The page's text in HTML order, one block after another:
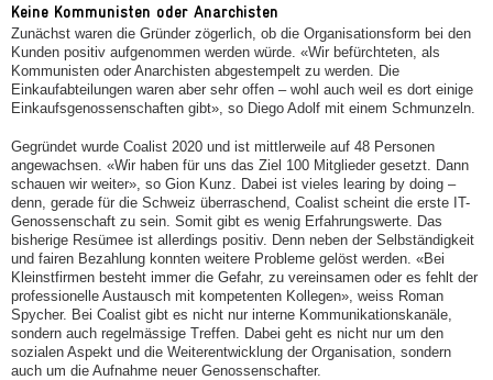
Keine Kommunisten oder Anarchisten
Zunächst waren die Gründer zögerlich, ob die Organisationsform bei den
Kunden positiv aufgenommen werden würde. «Wir befürchteten, als
Kommunisten oder Anarchisten abgestempelt zu werden. Die
Einkaufabteilungen waren aber sehr offen – wohl auch weil es dort einige
Einkaufsgenossenschaften gibt», so Diego Adolf mit einem Schmunzeln.
Gegründet wurde Coalist 2020 und ist mittlerweile auf 48 Personen
angewachsen. «Wir haben für uns das Ziel 100 Mitglieder gesetzt. Dann
schauen wir weiter», so Gion Kunz. Dabei ist vieles learing by doing –
denn, gerade für die Schweiz überraschend, Coalist scheint die erste IT-
Genossenschaft zu sein. Somit gibt es wenig Erfahrungswerte. Das
bisherige Resümee ist allerdings positiv. Denn neben der Selbständigkeit
und fairen Bezahlung konnten weitere Probleme gelöst werden. «Bei
Kleinstfirmen besteht immer die Gefahr, zu vereinsamen oder es fehlt der
professionelle Austausch mit kompetenten Kollegen», weiss Roman
Spycher. Bei Coalist gibt es nicht nur interne Kommunikationskanäle,
sondern auch regelmässige Treffen. Dabei geht es nicht nur um den
sozialen Aspekt und die Weiterentwicklung der Organisation, sondern
auch um die Aufnahme neuer Genossenschafter.